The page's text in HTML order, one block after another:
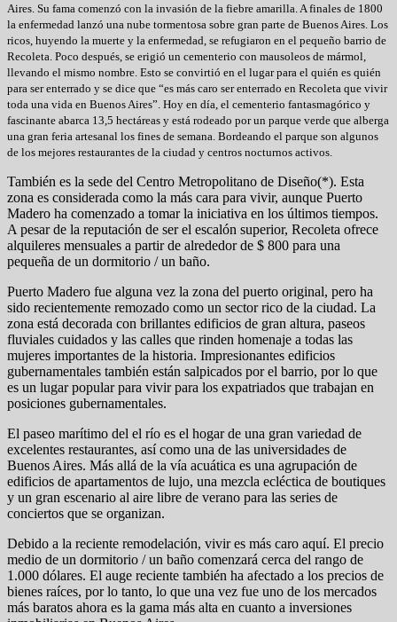
Aires. Su fama comenzó con la invasión de la fiebre amarilla. A finales de 1800
la enfermedad lanzó una nube tormentosa sobre gran parte de Buenos Aires. Los
ricos, huyendo la muerte y la enfermedad, se refugiaron en el pequeño barrio de
Recoleta. Poco después, se erigió un cementerio con mausoleos de mármol,
llevando el mismo nombre. Esto se convirtió en el lugar para el quién es quién
para ser enterrado y se dice que “es más caro ser enterrado en Recoleta que vivir
toda una vida en Buenos Aires”. Hoy en día, el cementerio fantasmagórico y
fascinante abarca 13,5 hectáreas y está rodeado por un parque verde que alberga
una gran feria artesanal los fines de semana. Bordeando el parque son algunos
de los mejores restaurantes de la ciudad y centros nocturnos activos.
También es la sede del Centro Metropolitano de Diseño(*). Esta
zona es considerada como la más cara para vivir, aunque Puerto
Madero ha comenzado a tomar la iniciativa en los últimos tiempos.
A pesar de la reputación de ser el escalón superior, Recoleta ofrece
alquileres mensuales a partir de alrededor de $ 800 para una
pequeña de un dormitorio / un baño.
Puerto Madero fue alguna vez la zona del puerto original, pero ha
sido recientemente remozado como un sector rico de la ciudad. La
zona está decorada con brillantes edificios de gran altura, paseos
fluviales cuidados y las calles que rinden homenaje a todas las
mujeres importantes de la historia. Impresionantes edificios
gubernamentales también están salpicados por el barrio, por lo que
es un lugar popular para vivir para los expatriados que trabajan en
posiciones gubernamentales.
El paseo marítimo del el río es el hogar de una gran variedad de
excelentes restaurantes, así como una de las universidades de
Buenos Aires. Más allá de la vía acuática es una agrupación de
edificios de apartamentos de lujo, una mezcla ecléctica de boutiques
y un gran escenario al aire libre de verano para las series de
conciertos que se organizan.
Debido a la reciente remodelación, vivir es más caro aquí. El precio
medio de un dormitorio / un baño comenzará cerca del rango de
1.000 dólares. El auge reciente también ha afectado a los precios de
bienes raíces, por lo tanto, lo que una vez fue uno de los mercados
más baratos ahora es la gama más alta en cuanto a inversiones